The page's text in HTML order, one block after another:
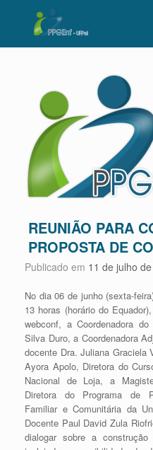
REUNIÃO PARA
PROPOSTA DE
Publicado em 11 de julho
No dia 06 de junho (sexta-
13 horas (horário do
webconf, a Coordenadora
Silva Duro, a Coordenadora
docente Dra. Juliana Graciela
Ayora Apolo, Diretora do
Nacional de Loja, a
Diretora do Programa de
Familiar e Comunitária da
Docente Paul David Zula
dialogar sobre a